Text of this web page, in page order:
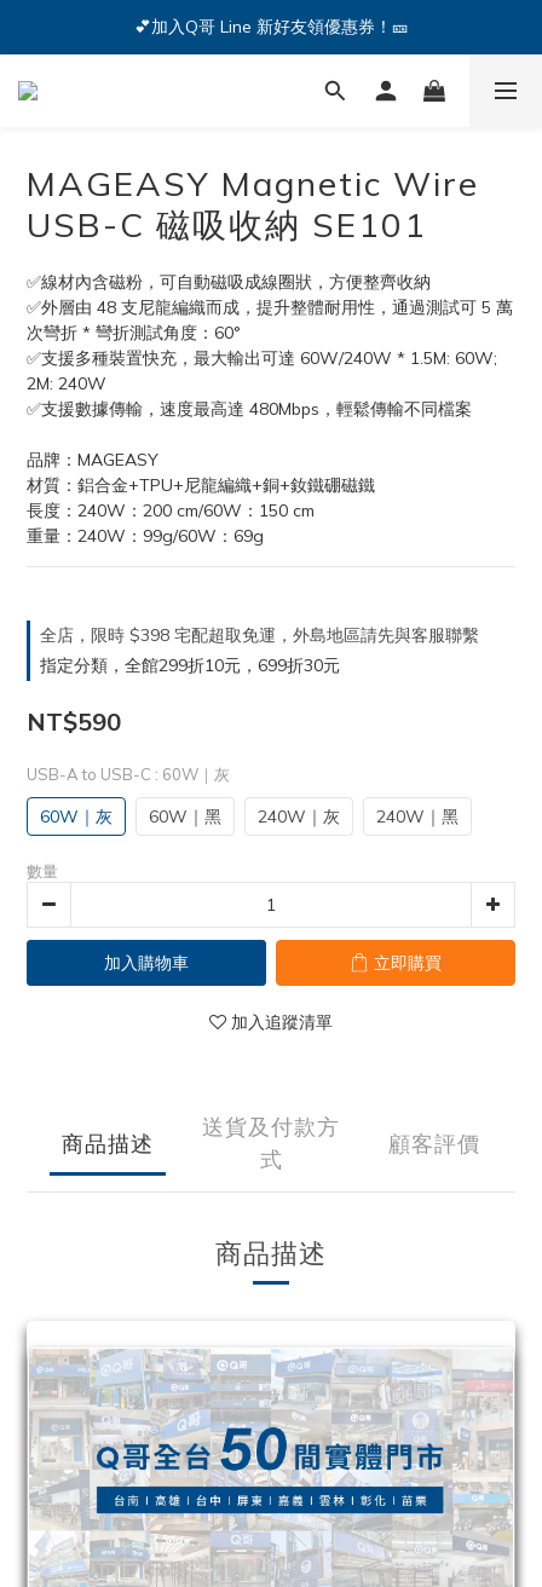
🔥iPhone 17 全系列熱銷中🔥點我購買 — !
💕加入Q哥 Line 新好友領優惠券！🎫
🔥iPhone 17 全系列熱銷中🔥點我購買 — !
MAGEASY Magnetic Wire
USB-C 磁吸收納 SE101
✅線材內含磁粉，可自動磁吸成線圈狀，方便整齊收納
✅外層由 48 支尼龍編織而成，提升整體耐用性，通過測試可 5 萬
次彎折 * 彎折測試角度：60°
✅支援多種裝置快充，最大輸出可達 60W/240W * 1.5M: 60W;
2M: 240W
✅支援數據傳輸，速度最高達 480Mbps，輕鬆傳輸不同檔案
品牌：MAGEASY
材質：鋁合金+TPU+尼龍編織+銅+釹鐵硼磁鐵
長度：240W：200 cm/60W：150 cm
重量：240W：99g/60W：69g
全店，限時 $398 宅配超取免運，外島地區請先與客服聯繫
指定分類，全館299折10元，699折30元
NT$590
USB-A to USB-C : 60W｜灰
60W｜灰 60W｜黑 240W｜灰 240W｜黑
數量
加入購物車 立即購買
加入追蹤清單
商品描述
送貨及付款方
式
顧客評價
商品描述